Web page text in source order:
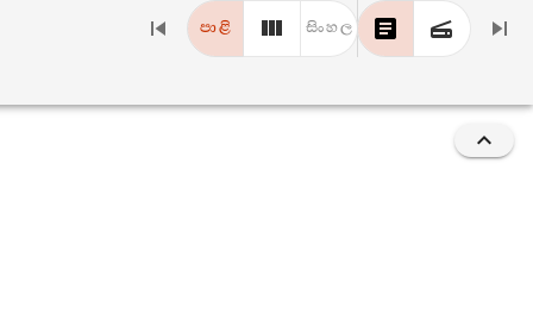
පාළි සිංහල